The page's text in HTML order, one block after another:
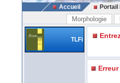
Accueil Portail
Morphologie
TLFi
Erreur